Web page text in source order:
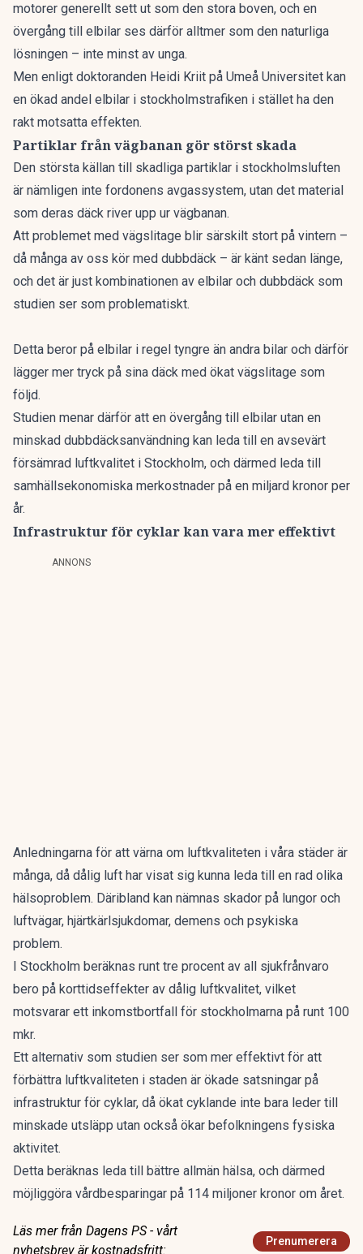
motorer generellt sett ut som den stora boven, och en
övergång till elbilar ses därför alltmer som den naturliga
lösningen – inte minst av unga.
Men enligt doktoranden Heidi Kriit på Umeå Universitet kan
en ökad andel elbilar i stockholmstrafiken i stället ha den
rakt motsatta effekten.
Partiklar från vägbanan gör störst skada
Den största källan till skadliga partiklar i stockholmsluften
är nämligen inte fordonens avgassystem, utan det material
som deras däck river upp ur vägbanan.
Att problemet med vägslitage blir särskilt stort på vintern –
då många av oss kör med dubbdäck – är känt sedan länge,
och det är just kombinationen av elbilar och dubbdäck som
studien ser som problematiskt.
Detta beror på elbilar i regel tyngre än andra bilar och därför
lägger mer tryck på sina däck med ökat vägslitage som
följd.
Studien menar därför att en övergång till elbilar utan en
minskad dubbdäcksanvändning kan leda till en avsevärt
försämrad luftkvalitet i Stockholm, och därmed leda till
samhällsekonomiska merkostnader på en miljard kronor per
år.
Infrastruktur för cyklar kan vara mer effektivt
ANNONS
Anledningarna för att värna om luftkvaliteten i våra städer är
många, då dålig luft har visat sig kunna leda till en rad olika
hälsoproblem. Däribland kan nämnas skador på lungor och
luftvägar, hjärtkärlsjukdomar, demens och psykiska
problem.
I Stockholm beräknas runt tre procent av all sjukfrånvaro
bero på korttidseffekter av dålig luftkvalitet, vilket
motsvarar ett inkomstbortfall för stockholmarna på runt 100
mkr.
Ett alternativ som studien ser som mer effektivt för att
förbättra luftkvaliteten i staden är ökade satsningar på
infrastruktur för cyklar, då ökat cyklande inte bara leder till
minskade utsläpp utan också ökar befolkningens fysiska
aktivitet.
Detta beräknas leda till bättre allmän hälsa, och därmed
möjliggöra vårdbesparingar på 114 miljoner kronor om året.
Läs mer från Dagens PS - vårt
nyhetsbrev är kostnadsfritt:
Prenumerera